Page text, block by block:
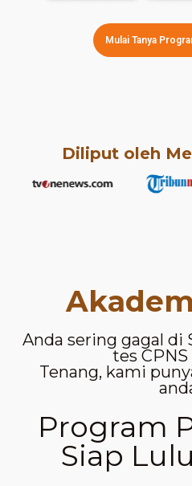
Mulai Tanya
Diliput oleh
Anda sering gagal di
tes CPNS
Tenang, kami
Program
Siap